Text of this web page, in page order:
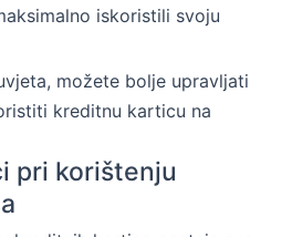
iskoristili svoju
možete bolje upravljati
kreditnu karticu na
pri korištenju